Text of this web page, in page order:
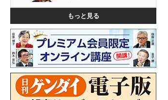
もっと見る